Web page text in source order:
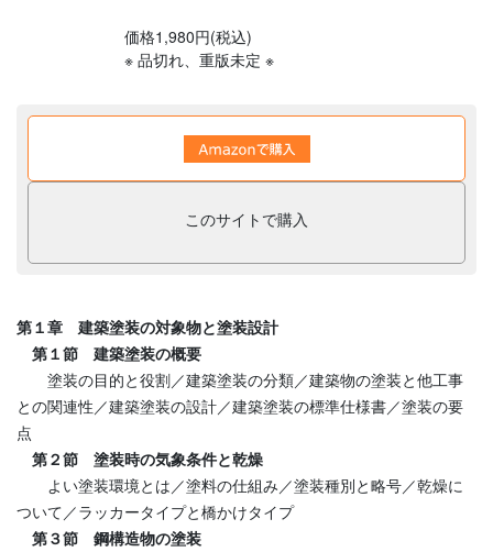
価格1,980円(税込)
※ 品切れ、重版未定 ※
このサイトで購入
第１章 建築塗装の対象物と塗装設計
第１節 建築塗装の概要
塗装の目的と役割／建築塗装の分類／建築物の塗装と他工事
との関連性／建築塗装の設計／建築塗装の標準仕様書／塗装の要
点
第２節 塗装時の気象条件と乾燥
よい塗装環境とは／塗料の仕組み／塗装種別と略号／乾燥に
ついて／ラッカータイプと橋かけタイプ
第３節 鋼構造物の塗装